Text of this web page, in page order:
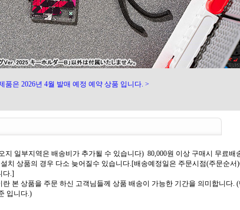
품은 2026년 4월 발매 예정 예약 상품 입니다. >
지 일부지역은 배송비가 추가될 수 있습니다) 80,000원 이상 구매시 무료배
치 상품의 경우 다소 늦어질수 있습니다.[배송예정일은 주문시점(주문순서
다.]
본 상품을 주문 하신 고객님들께 상품 배송이 가능한 기간을 의미합니다.
입니다.)